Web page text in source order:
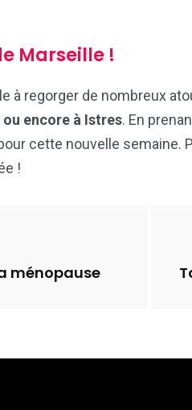
Marseille !
à regorger de nombreux
encore à Istres. En
cette nouvelle semaine.
!
ménopause